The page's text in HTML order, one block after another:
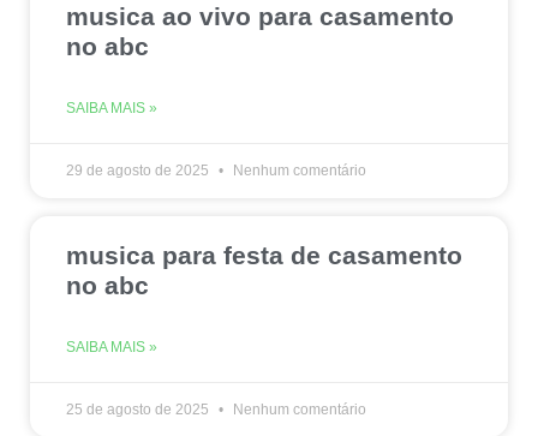
musica ao vivo para casamento
no abc
SAIBA MAIS »
29 de agosto de 2025 Nenhum comentário
musica para festa de casamento
no abc
SAIBA MAIS »
25 de agosto de 2025 Nenhum comentário